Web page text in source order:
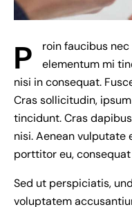
P
roin faucibus
elementum mi
nisi in consequat.
Cras sollicitudin,
tincidunt. Cras
nisi. Aenean vulputate
porttitor eu,
Sed ut perspiciatis,
voluptatem